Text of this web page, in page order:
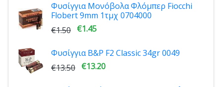
Φυσίγγια Μονόβολα Φλόμπερ Fiocchi
Flobert 9mm 1τμχ 0704000
€1.50 €1.45
Φυσίγγια B&P F2 Classic 34gr 0049
€13.50 €13.20